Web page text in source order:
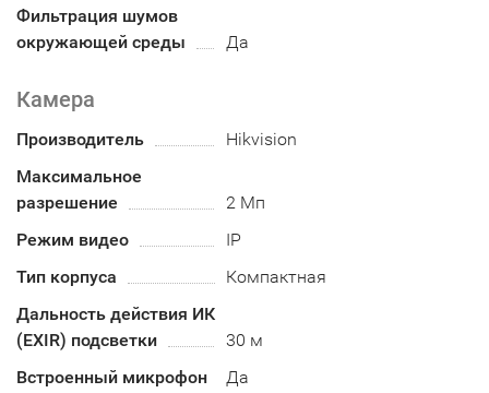
Фильтрация шумов
окружающей среды
Да
Камера
Производитель
Hikvision
Максимальное
разрешение
2 Мп
Режим видео
IP
Тип корпуса
Компактная
Дальность действия ИК
(EXIR) подсветки
30 м
Встроенный микрофон
Да